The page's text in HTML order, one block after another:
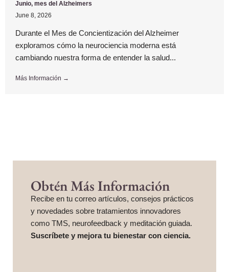
Junio, mes del Alzheimers
June 8, 2026
Durante el Mes de Concientización del Alzheimer
exploramos cómo la neurociencia moderna está
cambiando nuestra forma de entender la salud...
Más Información →
Obtén Más Información
Recibe en tu correo artículos, consejos prácticos
y novedades sobre tratamientos innovadores
como TMS, neurofeedback y meditación guiada.
Suscríbete y mejora tu bienestar con ciencia.